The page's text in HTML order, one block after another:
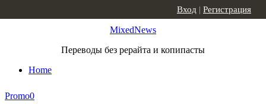
MixedNews
Переводы без рерайта и копипасты
Home
Вход | Регистрация
Promo0